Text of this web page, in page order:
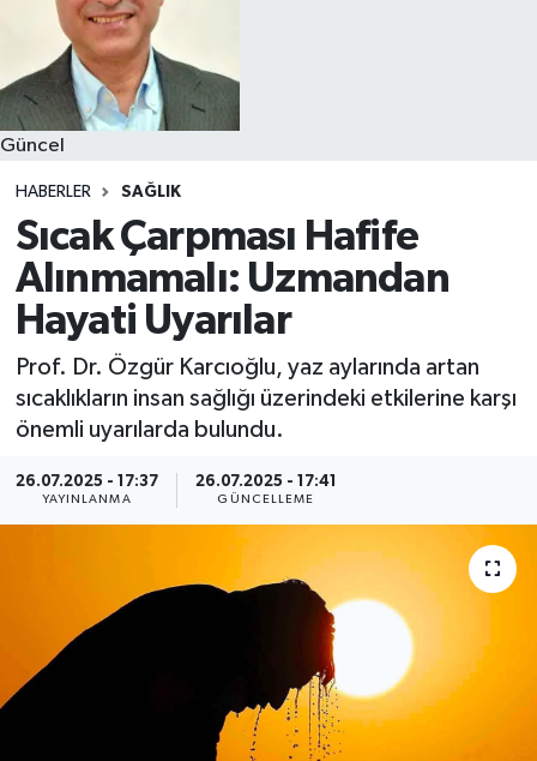
Güncel
HABERLER SAĞLIK
Sıcak Çarpması Hafife
Alınmamalı: Uzmandan
Hayati Uyarılar
Prof. Dr. Özgür Karcıoğlu, yaz aylarında artan
sıcaklıkların insan sağlığı üzerindeki etkilerine karşı
önemli uyarılarda bulundu.
26.07.2025 - 17:37
YAYINLANMA
26.07.2025 - 17:41
GÜNCELLEME